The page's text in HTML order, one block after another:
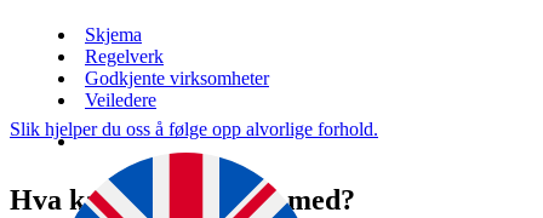
Skjema
Regelverk
Godkjente virksomheter
Veiledere
Slik hjelper du oss å følge opp alvorlige forhold.
Hva kan vi hjelpe deg med?